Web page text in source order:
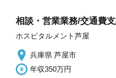
相談・営業業務/交通費
ホスピタルメント芦屋
兵庫県 芦屋市
年収350万円